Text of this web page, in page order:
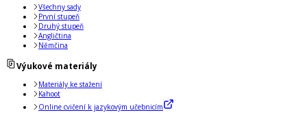
Všechny sady
První stupeň
Druhý stupeň
Angličtina
Němčina
Výukové materiály
Materiály ke stažení
Kahoot
Online cvičení k jazykovým učebnicím